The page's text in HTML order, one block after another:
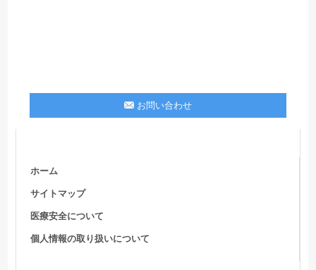
お問い合わせ
ホーム
サイトマップ
医療安全について
個人情報の取り扱いについて